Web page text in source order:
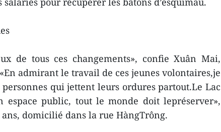
de tous ces changements», confie Xuân Mai,
admirant le travail de ces jeunes volontaires,je
qui jettent leurs ordures partout.Le Lac
espace public, tout le monde doit lepréserver»,
domicilié dans la rue HàngTrông.